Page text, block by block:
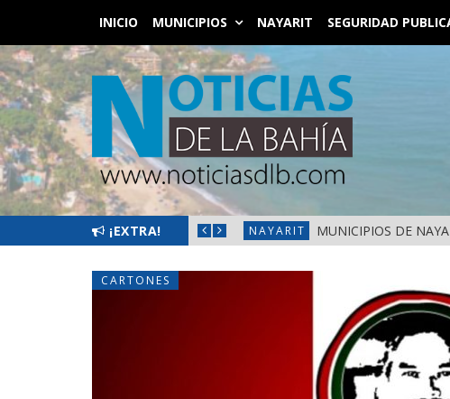
INICIO MUNICIPIOS NAYARIT SEGURIDAD
¡EXTRA!
FRONTERAS DE NAYARIT NAYARIT MUNICIPIOS DE
CARTONES